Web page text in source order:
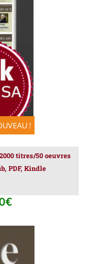
!
titres/50 oeuvres
PDF, Kindle
€Le
actuel
est :
39.00€.